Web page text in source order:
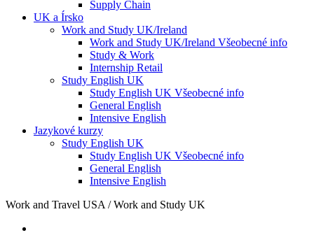
Supply Chain
UK a Írsko
Work and Study UK/Ireland
Work and Study UK/Ireland Všeobecné info
Study & Work
Internship Retail
Study English UK
Study English UK Všeobecné info
General English
Intensive English
Jazykové kurzy
Study English UK
Study English UK Všeobecné info
General English
Intensive English
Work and Travel USA / Work and Study UK